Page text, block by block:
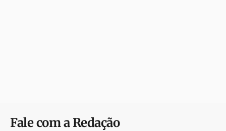
Fale com a Redação